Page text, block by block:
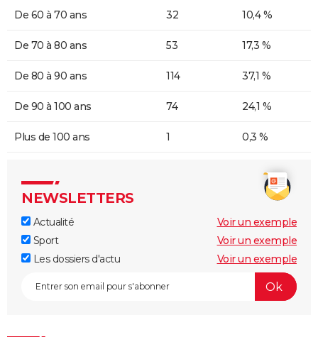
De 60 à 70 ans 32 10,4 %
De 70 à 80 ans 53 17,3 %
De 80 à 90 ans 114 37,1 %
De 90 à 100 ans 74 24,1 %
Plus de 100 ans 1 0,3 %
NEWSLETTERS
Actualité
Voir un exemple
Sport
Voir un exemple
Les dossiers d'actu
Voir un exemple